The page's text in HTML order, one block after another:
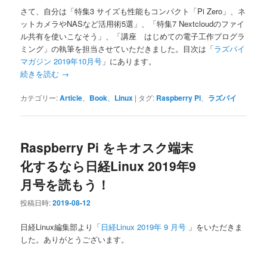
さて、自分は「特集3 サイズも性能もコンパクト「Pi Zero」、ネ
ットカメラやNASなど活用術5選」、「特集7 Nextcloudのファイ
ル共有を使いこなそう」、「講座 はじめての電子工作プログラ
ミング」の執筆を担当させていただきました。目次は「ラズパイ
マガジン 2019年10月号 」にあります。
続きを読む →
カテゴリー:Article Book Linux | タグ: Raspberry Pi ラズパイ
Raspberry Pi をキオスク端末
化するなら日経Linux 2019年9
月号を読もう！
投稿日時:2019-08-12
日経Linux編集部より「日経Linux 2019年 9 月号 」をいただきま
した。ありがとうございます。